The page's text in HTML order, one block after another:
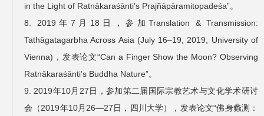
in the Light of Ratnākaraśānti’s Prajñāpāramitopadeśa”。
8. 2019年7月18日，参加Translation & Transmission:
Tathāgatagarbha Across Asia (July 16–19, 2019, University of
Vienna)，发表论文“Can a Finger Show the Moon? Observing
Ratnākaraśānti’s Buddha Nature”。
9. 2019年10月27日，参加第二届国际宗教艺术与文化学术研讨
会（2019年10月26—27日，四川大学），发表论文“佛身蠡测：